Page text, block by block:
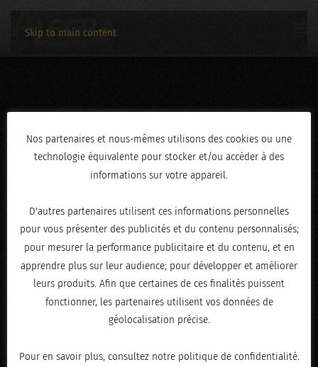
Skip to main content
3C2A3478
ÉCRIT LEFÉVRIER 19, 2026
Nos partenaires et nous-mêmes utilisons des cookies ou une
technologie équivalente pour stocker et/ou accéder à des
informations sur votre appareil.
D'autres partenaires utilisent ces informations personnelles
pour vous présenter des publicités et du contenu personnalisés;
pour mesurer la performance publicitaire et du contenu, et en
apprendre plus sur leur audience; pour développer et améliorer
leurs produits. Afin que certaines de ces finalités puissent
fonctionner, les partenaires utilisent vos données de
géolocalisation précise.
Pour en savoir plus, consultez notre politique de confidentialité.